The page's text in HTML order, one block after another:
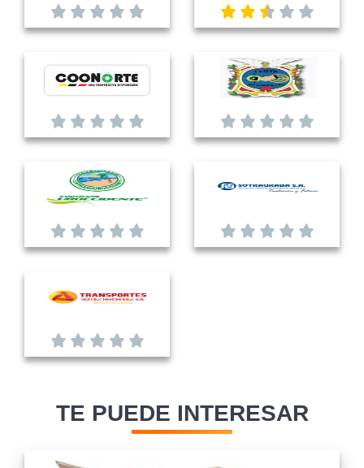
TE PUEDE INTERESAR